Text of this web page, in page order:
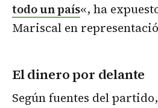
todo un país«, ha
Mariscal en
El dinero por delante
Según fuentes del